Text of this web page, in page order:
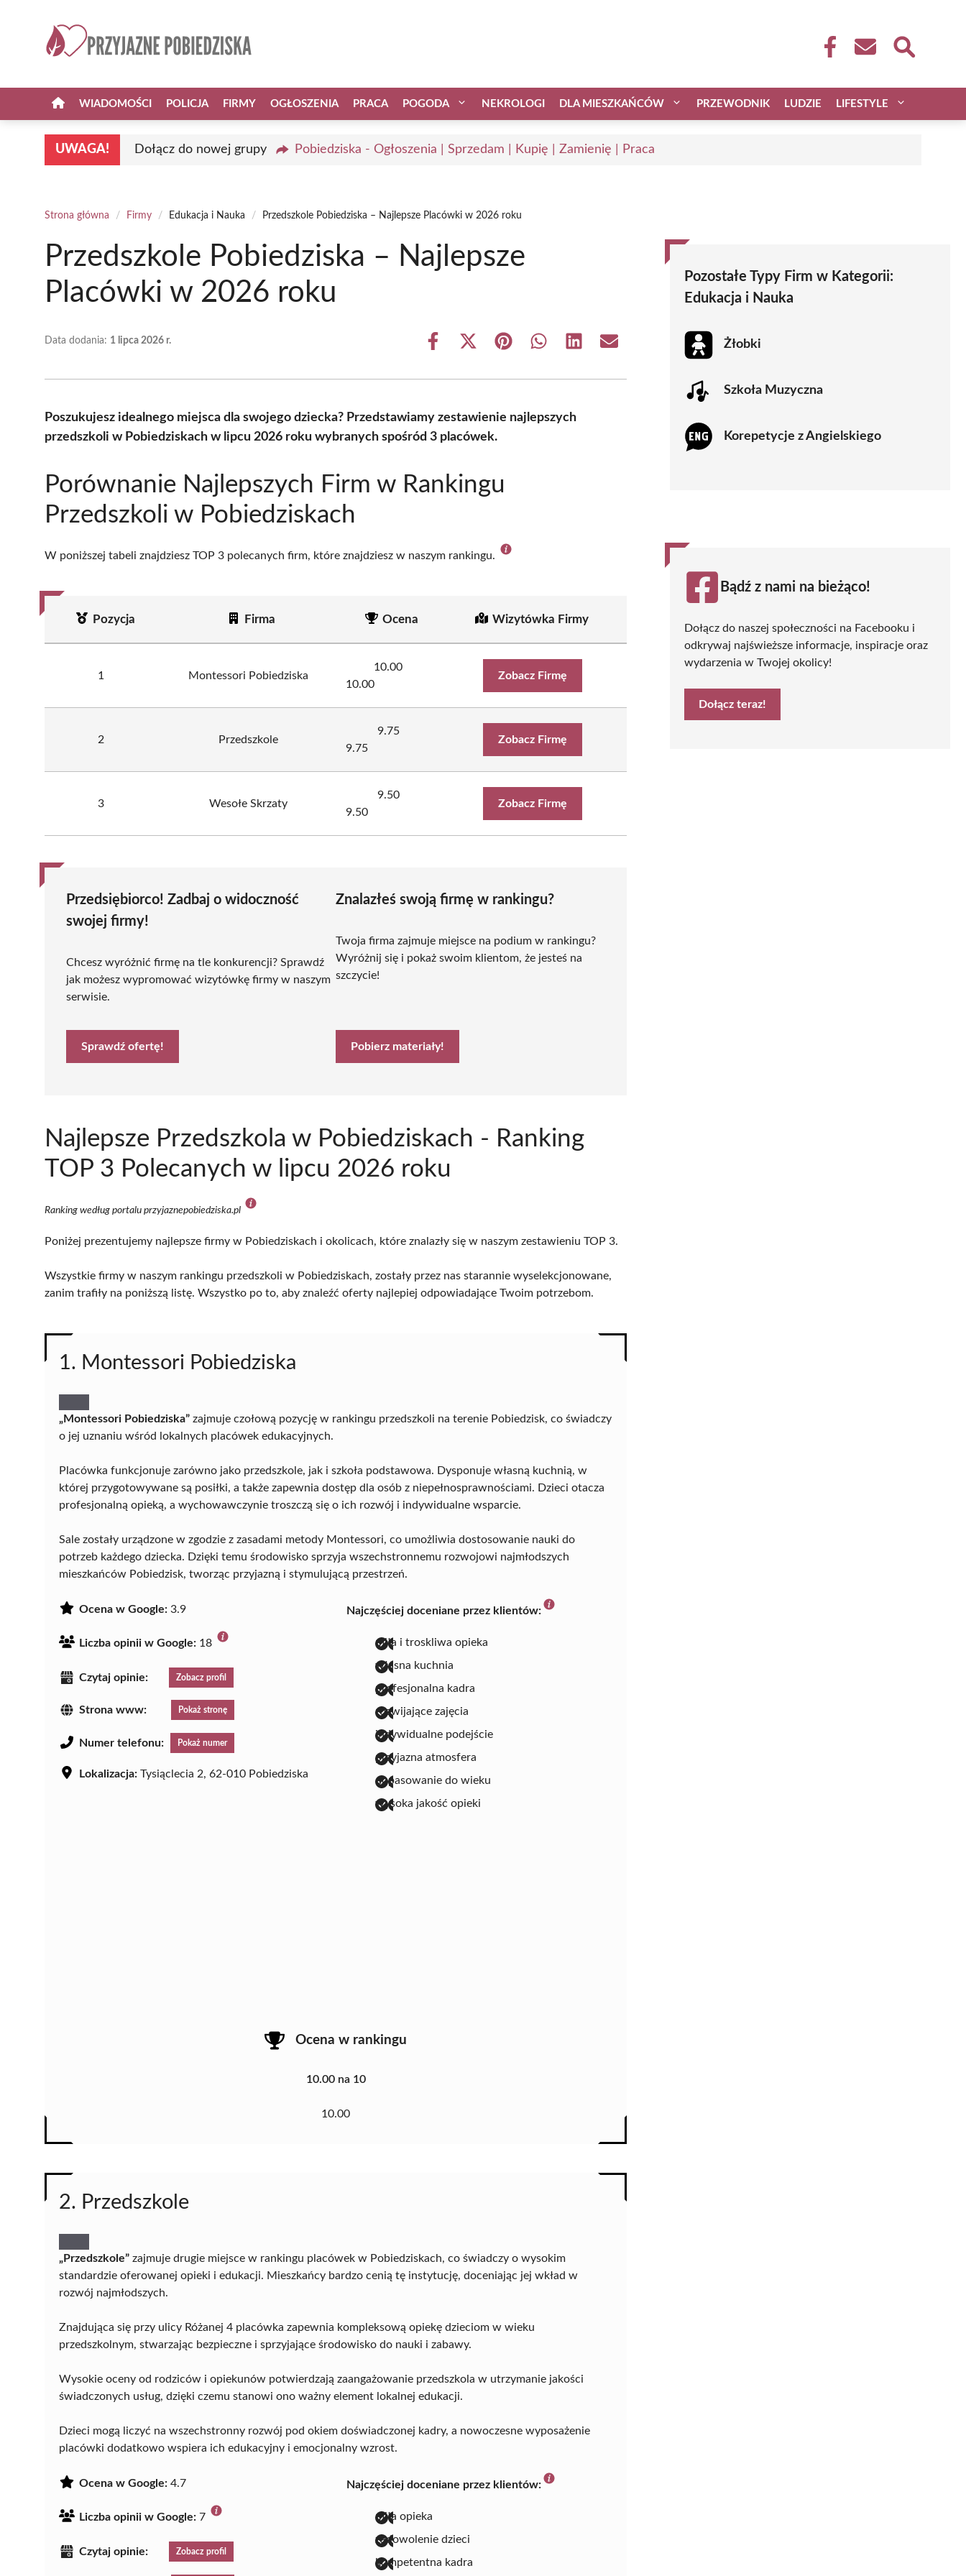
WIADOMOŚCI POLICJA FIRMY OGŁOSZENIA PRACA POGODA NEKROLOGI DLA MIESZKAŃCÓW PRZEWODNIK LUDZIE LIFESTYLE
UWAGA! Dołącz do nowej grupy Pobiedziska - Ogłoszenia | Sprzedam | Kupię | Zamienię | Praca
Strona główna / Firmy / Edukacja i Nauka / Przedszkole Pobiedziska – Najlepsze Placówki w 2026 roku
Przedszkole Pobiedziska – Najlepsze
Placówki w 2026 roku
Data dodania: 1 lipca 2026 r.
Share
Share
(Twitter)
Share Share Share Share
Poszukujesz idealnego miejsca dla swojego dziecka? Przedstawiamy zestawienie najlepszych
przedszkoli w Pobiedziskach w lipcu 2026 roku wybranych spośród 3 placówek.
Porównanie Najlepszych Firm w Rankingu
Przedszkoli w Pobiedziskach
W poniższej tabeli znajdziesz TOP 3 polecanych firm, które znajdziesz w naszym rankingu.
Pozycja Firma Ocena Wizytówka Firmy
1 Montessori Pobiedziska
10.00
10.00
Zobacz Firmę
2 Przedszkole
9.75
9.75
Zobacz Firmę
3 Wesołe Skrzaty
9.50
9.50
Zobacz Firmę
Przedsiębiorco! Zadbaj o widoczność
swojej firmy!
Chcesz wyróżnić firmę na tle konkurencji? Sprawdź
jak możesz wypromować wizytówkę firmy w naszym
serwisie.
Sprawdź ofertę!
Znalazłeś swoją firmę w rankingu?
Twoja firma zajmuje miejsce na podium w rankingu?
Wyróżnij się i pokaż swoim klientom, że jesteś na
szczycie!
Pobierz materiały!
Najlepsze Przedszkola w Pobiedziskach - Ranking
TOP 3 Polecanych w lipcu 2026 roku
Ranking według portalu przyjaznepobiedziska.pl
Poniżej prezentujemy najlepsze firmy w Pobiedziskach i okolicach, które znalazły się w naszym zestawieniu TOP 3.
Wszystkie firmy w naszym rankingu przedszkoli w Pobiedziskach, zostały przez nas starannie wyselekcjonowane,
zanim trafiły na poniższą listę. Wszystko po to, aby znaleźć oferty najlepiej odpowiadające Twoim potrzebom.
1. Montessori Pobiedziska
„Montessori Pobiedziska” zajmuje czołową pozycję w rankingu przedszkoli na terenie Pobiedzisk, co świadczy
o jej uznaniu wśród lokalnych placówek edukacyjnych.
Placówka funkcjonuje zarówno jako przedszkole, jak i szkoła podstawowa. Dysponuje własną kuchnią, w
której przygotowywane są posiłki, a także zapewnia dostęp dla osób z niepełnosprawnościami. Dzieci otacza
profesjonalną opieką, a wychowawczynie troszczą się o ich rozwój i indywidualne wsparcie.
Sale zostały urządzone w zgodzie z zasadami metody Montessori, co umożliwia dostosowanie nauki do
potrzeb każdego dziecka. Dzięki temu środowisko sprzyja wszechstronnemu rozwojowi najmłodszych
mieszkańców Pobiedzisk, tworząc przyjazną i stymulującą przestrzeń.
Ocena w Google: 3.9
Liczba opinii w Google: 18
Czytaj opinie: Zobacz profil
Strona www: Pokaż stronę
Numer telefonu: Pokaż numer
Lokalizacja: Tysiąclecia 2, 62-010 Pobiedziska
Najczęściej doceniane przez klientów:
miła i troskliwa opieka
własna kuchnia
profesjonalna kadra
rozwijające zajęcia
indywidualne podejście
przyjazna atmosfera
dopasowanie do wieku
wysoka jakość opieki
Ocena w rankingu
10.00 na 10
10.00
2. Przedszkole
„Przedszkole” zajmuje drugie miejsce w rankingu placówek w Pobiedziskach, co świadczy o wysokim
standardzie oferowanej opieki i edukacji. Mieszkańcy bardzo cenią tę instytucję, doceniając jej wkład w
rozwój najmłodszych.
Znajdująca się przy ulicy Różanej 4 placówka zapewnia kompleksową opiekę dzieciom w wieku
przedszkolnym, stwarzając bezpieczne i sprzyjające środowisko do nauki i zabawy.
Wysokie oceny od rodziców i opiekunów potwierdzają zaangażowanie przedszkola w utrzymanie jakości
świadczonych usług, dzięki czemu stanowi ono ważny element lokalnej edukacji.
Dzieci mogą liczyć na wszechstronny rozwój pod okiem doświadczonej kadry, a nowoczesne wyposażenie
placówki dodatkowo wspiera ich edukacyjny i emocjonalny wzrost.
Ocena w Google: 4.7
Liczba opinii w Google: 7
Czytaj opinie: Zobacz profil
Najczęściej doceniane przez klientów:
miła opieka
zadowolenie dzieci
kompetentna kadra
Pozostałe Typy Firm w Kategorii:
Edukacja i Nauka
Żłobki
Szkoła Muzyczna
Korepetycje z Angielskiego
Bądź z nami na bieżąco!
Dołącz do naszej społeczności na Facebooku i
odkrywaj najświeższe informacje, inspiracje oraz
wydarzenia w Twojej okolicy!
Dołącz teraz!